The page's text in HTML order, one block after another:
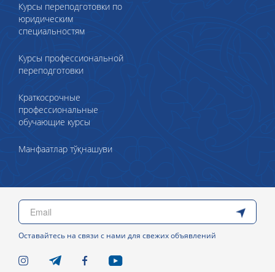
Курсы переподготовки по
юридическим
специальностям
Курсы профессиональной
переподготовки
Краткосрочные
профессиональные
обучающие курсы
Манфаатлар тўқнашуви
Оставайтесь на связи с нами для свежих объявлений